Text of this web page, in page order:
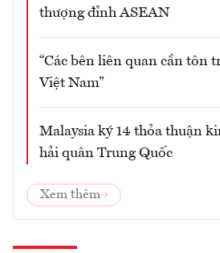
thượng đỉnh ASEAN
“Các bên liên quan cần tôn
Việt Nam”
Malaysia ký 14 thỏa thuận
hải quân Trung Quốc
Xem thêm